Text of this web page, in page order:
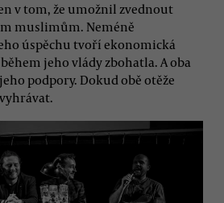
v tom, že umožnil zvednout
muslimům. Neméně
úspěchu tvoří ekonomická
jeho vlády zbohatla. A oba
podpory. Dokud obě otěže